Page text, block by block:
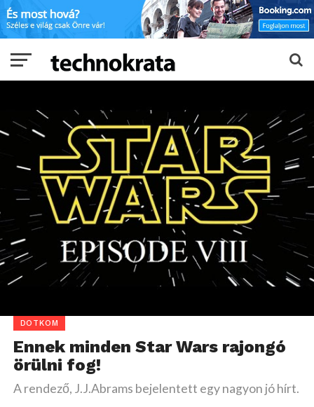
DOTKOM
Ennek minden Star Wars rajongó
örülni fog!
A rendező, J.J.Abrams bejelentett egy nagyon jó hírt.